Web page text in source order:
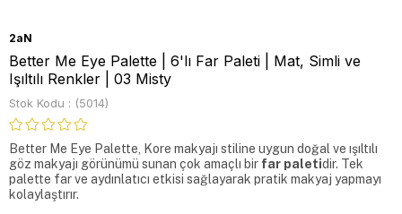
2aN
Better Me Eye Palette | 6'lı Far Paleti | Mat, Simli ve
Işıltılı Renkler | 03 Misty
Stok Kodu (5014)
Better Me Eye Palette, Kore makyajı stiline uygun doğal ve ışıltılı
göz makyajı görünümü sunan çok amaçlı bir far paletidir. Tek
palette far ve aydınlatıcı etkisi sağlayarak pratik makyaj yapmayı
kolaylaştırır.